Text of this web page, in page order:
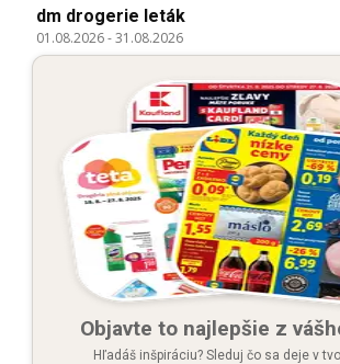
dm drogerie leták
01.08.2026-31.08.2026
Objavte to najlepšie z
Hľadáš inšpiráciu? Sleduj čo sa deje v